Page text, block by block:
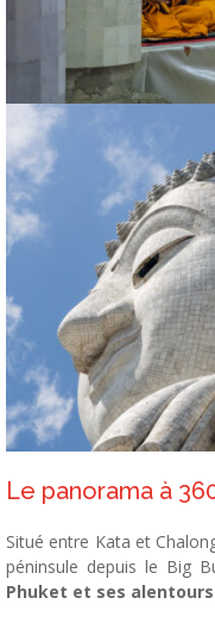
Le panorama à
Situé entre Kata et
péninsule depuis le Big
Phuket et ses alentours